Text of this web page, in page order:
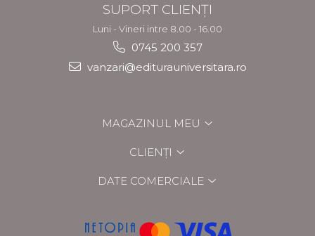
SUPORT CLIENȚI
Luni - Vineri intre 8.00 - 16.00
0745 200 357
vanzari@editurauniversitara.ro
MAGAZINUL MEU
CLIENȚI
DATE COMERCIALE